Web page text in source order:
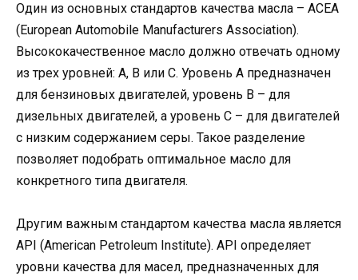
Один из основных стандартов качества масла – ACEA
(European Automobile Manufacturers Association).
Высококачественное масло должно отвечать одному
из трех уровней: A, B или C. Уровень A предназначен
для бензиновых двигателей, уровень B – для
дизельных двигателей, а уровень C – для двигателей
с низким содержанием серы. Такое разделение
позволяет подобрать оптимальное масло для
конкретного типа двигателя.
Другим важным стандартом качества масла является
API (American Petroleum Institute). API определяет
уровни качества для масел, предназначенных для